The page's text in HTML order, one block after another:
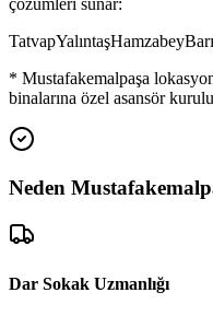
TatvapYalıntaşHamzabey
* Mustafakemalpaşa
binalarına özel asansör
Neden
Dar Sokak Uzmanlığı